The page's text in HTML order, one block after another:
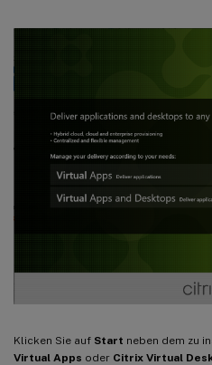
Klicken Sie auf Start neben dem zu
Virtual Apps oder Citrix Virtual